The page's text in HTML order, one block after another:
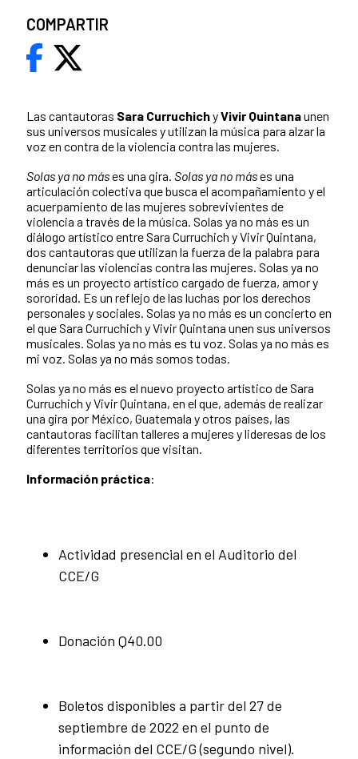
Las cantautoras Sara CurruchichyVivir Quintanaunen
sus universos musicales y utilizan la música para alzar la
voz en contra de la violencia contra las mujeres.
Solas ya no máses una gira. Solas ya no máses una
articulación colectiva que busca el acompañamiento y el
acuerpamiento de las mujeres sobrevivientes de
violencia a través de la música. Solas ya no más es un
diálogo artístico entre Sara Curruchich y Vivir Quintana,
dos cantautoras que utilizan la fuerza de la palabra para
denunciar las violencias contra las mujeres. Solas ya no
más es un proyecto artístico cargado de fuerza, amor y
sororidad. Es un reflejo de las luchas por los derechos
personales y sociales. Solas ya no más es un concierto en
el que Sara Curruchich y Vivir Quintana unen sus universos
musicales. Solas ya no más es tu voz. Solas ya no más es
mi voz. Solas ya no más somos todas.
Solas ya no más es el nuevo proyecto artístico de Sara
Curruchich y Vivir Quintana, en el que, además de realizar
una gira por México, Guatemala y otros países, las
cantautoras facilitan talleres a mujeres y lideresas de los
diferentes territorios que visitan.
Información práctica:
Actividad presencial en el Auditorio del
CCE/G
Donación Q40.00
Boletos disponibles a partir del 27 de
septiembre de 2022 en el punto de
información del CCE/G (segundo nivel).
COMPARTIR